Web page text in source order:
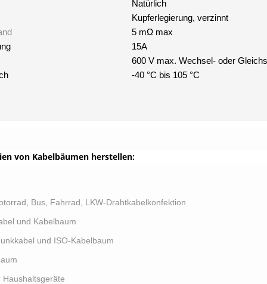
Natürlich
Kupferlegierung, verzinnt
5 mΩ max
15A
600 V max. Wechsel- oder
-40 °C bis 105 °C
von Kabelbäumen herstellen:
Bus, Fahrrad, LKW-Drahtkabelkonfektion
und Kabelbaum
und ISO-Kabelbaum